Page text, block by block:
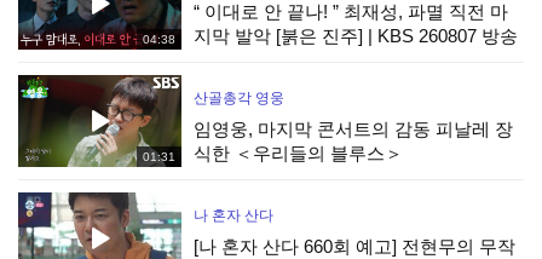
04:38
“ 이대로 안 끝나! ” 최재성, 파멸 직전 마
지막 발악 [붉은 진주] | KBS 260807 방송
01:31
산골총각 영웅
임영웅, 마지막 콘서트의 감동 피날레 장
식한 ＜우리들의 블루스＞
나 혼자 산다
[나 혼자 산다 660회 예고] 전현무의 무작